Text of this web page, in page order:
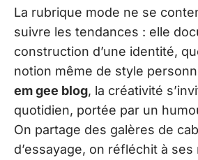
La rubrique mode ne se
suivre les tendances : elle
construction d’une identité,
notion même de style
em gee blog, la créativité
quotidien, portée par un
On partage des galères de
d’essayage, on réfléchit à